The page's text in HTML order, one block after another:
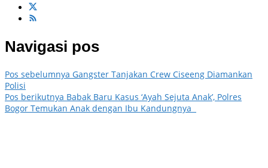
Navigasi pos
Pos sebelumnya Gangster Tanjakan Crew Ciseeng Diamankan
Polisi
Pos berikutnya Babak Baru Kasus ‘Ayah Sejuta Anak’, Polres
Bogor Temukan Anak dengan Ibu Kandungnya